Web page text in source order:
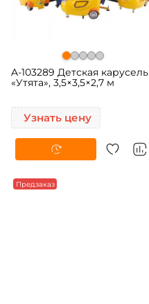
A-103289 Детская карусель
«Утята», 3,5×3,5×2,7 м
Узнать цену
Предзаказ